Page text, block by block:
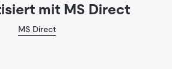
mit MS Direct
MS Direct